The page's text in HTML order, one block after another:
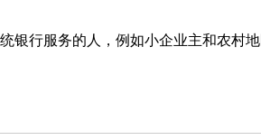
银行服务的人，例如小企业主和农村